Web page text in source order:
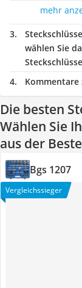
mehr
wählen Sie
Kommentare
Die besten
Wählen Sie
aus der
Bgs 1207
Vergleichssieger